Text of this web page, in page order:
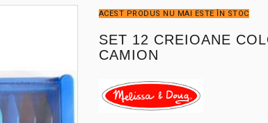
ACEST PRODUS NU MAI ESTE ÎN STOC
SET 12 CREIOANE
CAMION